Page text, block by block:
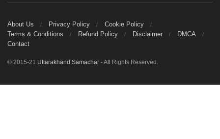
About Us Privacy Policy
Cookie Policy
Terms & Conditions
Refund Policy Disclaimer
DMCA
Contact
© 2015-21 Uttarakhand Samachar - All Rights Reserved.